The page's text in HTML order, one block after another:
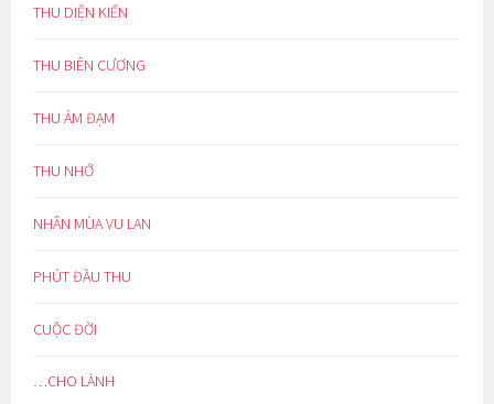
THU DIỆN KIẾN
THU BIÊN CƯƠNG
THU ẢM ĐẠM
THU NHỚ
NHÂN MÙA VU LAN
PHÚT ĐẦU THU
CUỘC ĐỜI
…CHO LÀNH